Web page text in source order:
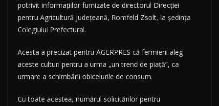
potrivit informaţiilor furnizate de directorul Direcţiei
pentru Agricultură Judeţeană, Romfeld Zsolt, la şedinţa
Colegiului Prefectural.
Acesta a precizat pentru AGERPRES că fermierii aleg
aceste culturi pentru a urma „un trend de piaţă”, ca
urmare a schimbării obiceiurile de consum.
Cu toate acestea, numărul solicitărilor pentru